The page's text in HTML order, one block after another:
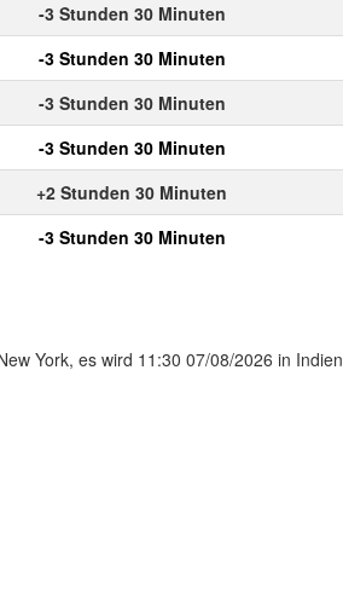
-3 Stunden 30 Minuten
-3 Stunden 30 Minuten
-3 Stunden 30 Minuten
-3 Stunden 30 Minuten
+2 Stunden 30 Minuten
-3 Stunden 30 Minuten
York, es wird 11:30 07/08/2026 in Indien